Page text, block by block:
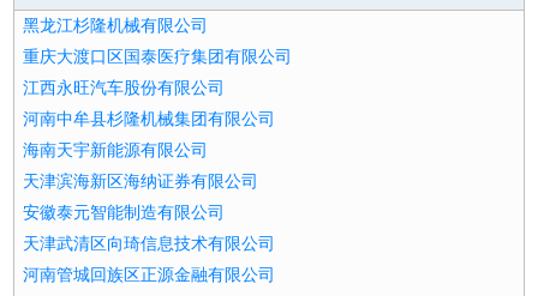
黑龙江杉隆机械有限公司
重庆大渡口区国泰医疗集团有限公司
江西永旺汽车股份有限公司
河南中牟县杉隆机械集团有限公司
海南天宇新能源有限公司
天津滨海新区海纳证券有限公司
安徽泰元智能制造有限公司
天津武清区向琦信息技术有限公司
河南管城回族区正源金融有限公司